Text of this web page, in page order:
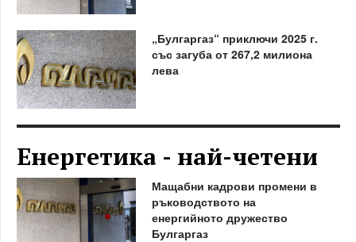
„Булгаргаз“ приключи 2025 г.
със загуба от 267,2 милиона
лева
Енергетика - най-четени
Мащабни кадрови промени в
ръководството на
енергийното дружество
Булгаргаз